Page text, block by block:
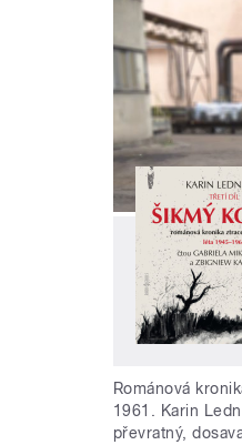
Románová
1961. Karin
převratný,